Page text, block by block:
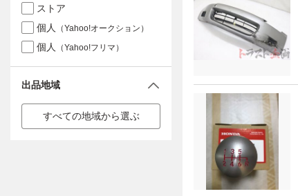
ストア
個人
（Yahoo!オークション）
個人 （Yahoo!フリマ）
出品地域
すべての地域から選ぶ